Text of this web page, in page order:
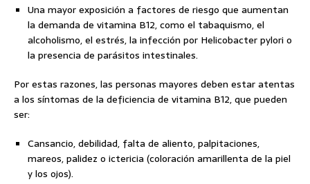
Una mayor exposición a factores de riesgo que aumentan
la demanda de vitamina B12, como el tabaquismo, el
alcoholismo, el estrés, la infección por Helicobacter pylori o
la presencia de parásitos intestinales.
Por estas razones, las personas mayores deben estar atentas
a los síntomas de la deficiencia de vitamina B12, que pueden
ser:
Cansancio, debilidad, falta de aliento, palpitaciones,
mareos, palidez o ictericia (coloración amarillenta de la piel
y los ojos).